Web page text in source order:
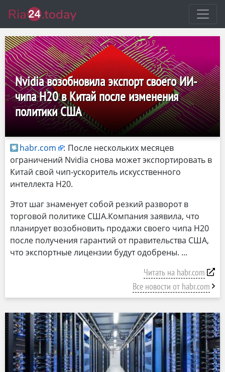
Nvidia возобновила экспорт своего ИИ-
чипа H20 в Китай после изменения
политики США
habr.com : После нескольких месяцев
ограничений Nvidia снова может экспортировать в
Китай свой чип-ускоритель искусственного
интеллекта H20.
Этот шаг знаменует собой резкий разворот в
торговой политике США.Компания заявила, что
планирует возобновить продажи своего чипа H20
после получения гарантий от правительства США,
что экспортные лицензии будут одобрены.
Читать на habr.com
Все новости от habr.com